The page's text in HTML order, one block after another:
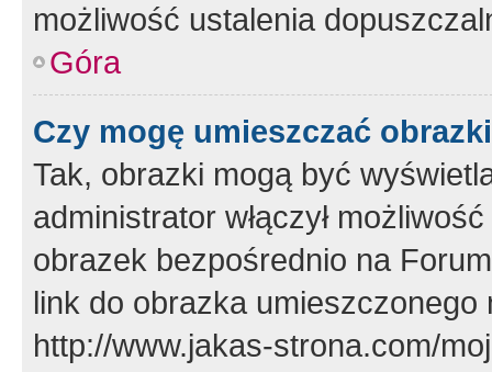
możliwość ustalenia
Góra
Czy mogę umieszczać
Tak, obrazki mogą być
administrator włączył
obrazek bezpośrednio na
link do obrazka
http://www.jakas-strona.com/